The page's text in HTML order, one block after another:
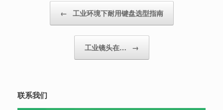
← 工业环境下耐用键盘选型指南
工业镜头在… →
联系我们